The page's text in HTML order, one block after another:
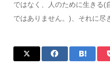
ではなく、人のために生きる(
ではありません。)、それに尽